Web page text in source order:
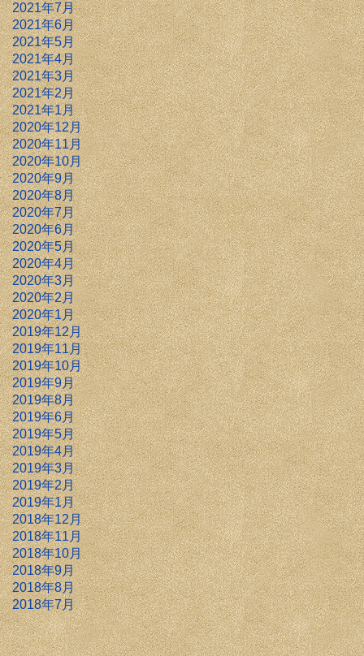
2021年7月
2021年6月
2021年5月
2021年4月
2021年3月
2021年2月
2021年1月
2020年12月
2020年11月
2020年10月
2020年9月
2020年8月
2020年7月
2020年6月
2020年5月
2020年4月
2020年3月
2020年2月
2020年1月
2019年12月
2019年11月
2019年10月
2019年9月
2019年8月
2019年6月
2019年5月
2019年4月
2019年3月
2019年2月
2019年1月
2018年12月
2018年11月
2018年10月
2018年9月
2018年8月
2018年7月